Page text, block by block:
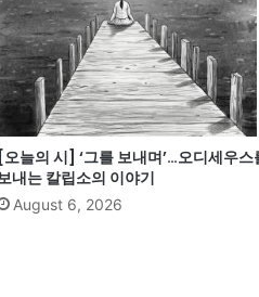
[오늘의 시] ‘그를 보내며’…오디세우스
내는 칼립소의 이야기
August 6, 2026